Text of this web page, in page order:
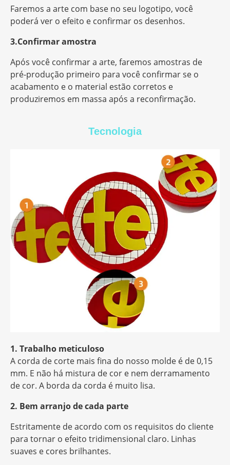
Faremos a arte com base no seu logotipo, você
poderá ver o efeito e confirmar os desenhos.
3.Confirmar amostra
Após você confirmar a arte, faremos amostras de
pré-produção primeiro para você confirmar se o
acabamento e o material estão corretos e
produziremos em massa após a reconfirmação.
Tecnologia
1. Trabalho meticuloso
A corda de corte mais fina do nosso molde é de 0,15
mm. E não há mistura de cor e nem derramamento
de cor. A borda da corda é muito lisa.
2. Bem arranjo de cada parte
Estritamente de acordo com os requisitos do cliente
para tornar o efeito tridimensional claro. Linhas
suaves e cores brilhantes.